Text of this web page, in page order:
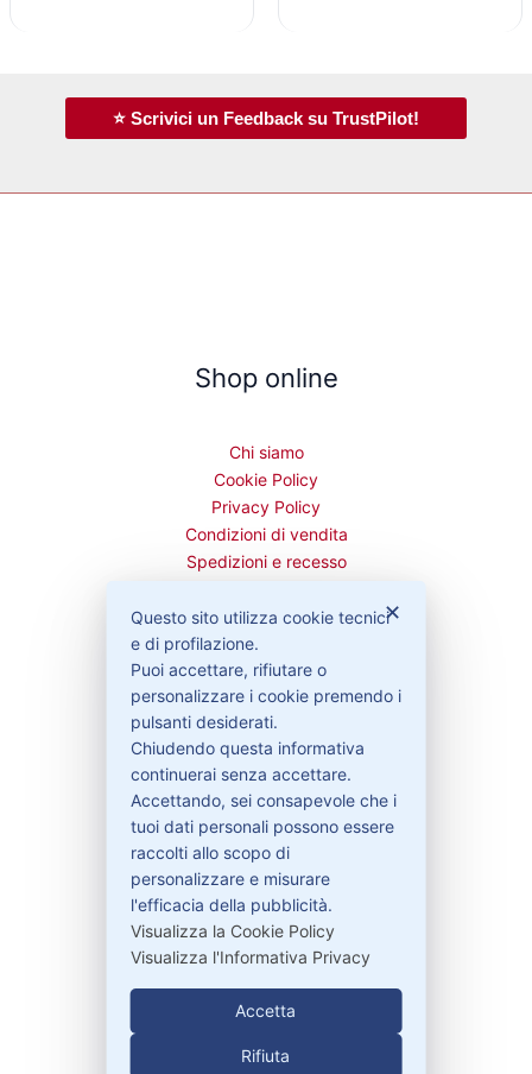
⭐ Scrivici un Feedback su TrustPilot!
Shop online
Chi siamo
Cookie Policy
Privacy Policy
Condizioni di vendita
Spedizioni e recesso
Bisogno di aiuto?
Contattaci
Garanzie
Contatti
329-30.78.513
info@pitdriver.com
✕
Questo sito utilizza cookie tecnici
e di profilazione.
Puoi accettare, rifiutare o
personalizzare i cookie premendo i
pulsanti desiderati.
Chiudendo questa informativa
continuerai senza accettare.
Accettando, sei consapevole che i
tuoi dati personali possono essere
raccolti allo scopo di
personalizzare e misurare
l'efficacia della pubblicità.
Visualizza la Cookie Policy
Visualizza l'Informativa Privacy
Accetta
Rifiuta